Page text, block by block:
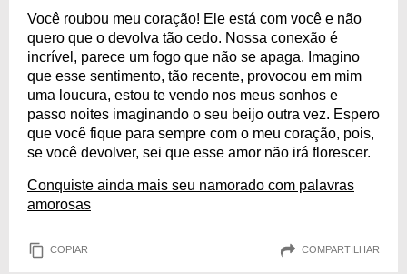
Você roubou meu coração! Ele está com você e não
quero que o devolva tão cedo. Nossa conexão é
incrível, parece um fogo que não se apaga. Imagino
que esse sentimento, tão recente, provocou em mim
uma loucura, estou te vendo nos meus sonhos e
passo noites imaginando o seu beijo outra vez. Espero
que você fique para sempre com o meu coração, pois,
se você devolver, sei que esse amor não irá florescer.
Conquiste ainda mais seu namorado com palavras
amorosas
COPIAR COMPARTILHAR